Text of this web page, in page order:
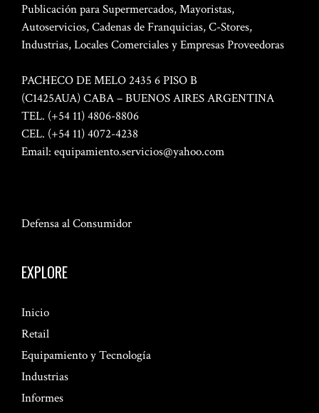
Publicación para Supermercados, Mayoristas,
Autoservicios, Cadenas de Franquicias, C-Stores,
Industrias, Locales Comerciales y Empresas Proveedoras
PACHECO DE MELO 2435 6 PISO B
(C1425AUA) CABA – BUENOS AIRES ARGENTINA
TEL. (+54 11) 4806-8806
CEL. (+54 11) 4072-4238
Email: equipamiento.servicios@yahoo.com
Defensa al Consumidor
EXPLORE
Inicio
Retail
Equipamiento y Tecnología
Industrias
Informes